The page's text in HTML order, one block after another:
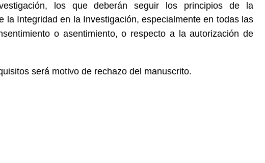
los que deberán seguir los principios de la
la Integridad en la Investigación, especialmente en todas las
o asentimiento, o respecto a la autorización de
será motivo de rechazo del manuscrito.